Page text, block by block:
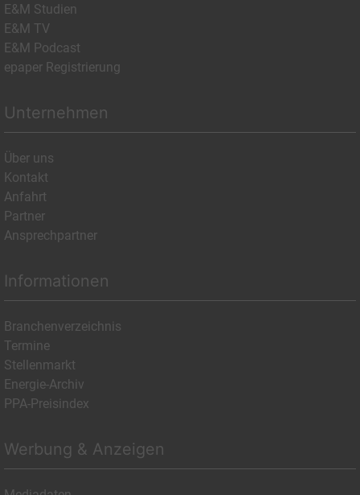
E&M Studien
E&M TV
E&M Podcast
epaper Registrierung
Unternehmen
Über uns
Kontakt
Anfahrt
Partner
Ansprechpartner
Informationen
Branchenverzeichnis
Termine
Stellenmarkt
Energie-Archiv
PPA-Preisindex
Werbung & Anzeigen